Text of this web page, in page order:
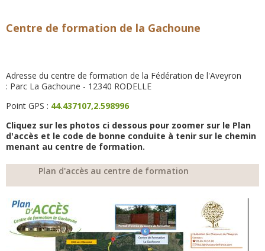
Centre de formation de la Gachoune
Adresse du centre de formation de la Fédération de l'Aveyron
: Parc La Gachoune - 12340 RODELLE
Point GPS : 44.437107,2.598996
Cliquez sur les photos ci dessous pour zoomer sur le Plan
d'accès et le code de bonne conduite à tenir sur le chemin
menant au centre de formation.
Plan d'accès au centre de formation